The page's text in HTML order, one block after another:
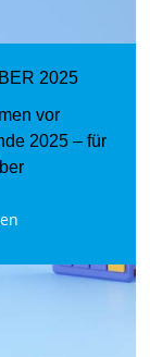
2025
vor
2025 – für